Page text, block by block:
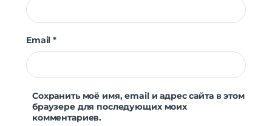
Email*
Сохранить моё имя, email и адрес сайта в этом
браузере для последующих моих
комментариев.